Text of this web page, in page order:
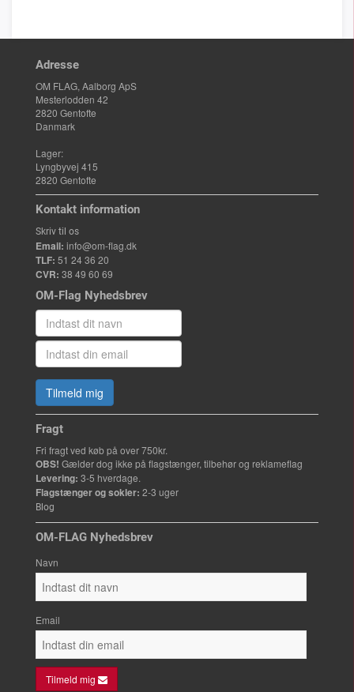
Adresse
OM FLAG, Aalborg ApS
Mesterlodden 42
2820 Gentofte
Danmark
Lager:
Lyngbyvej 415
2820 Gentofte
Kontakt information
Skriv til os
Email: info@om-flag.dk
TLF: 51 24 36 20
CVR: 38 49 60 69
OM-Flag Nyhedsbrev
Tilmeld mig
Fragt
Fri fragt ved køb på over 750kr.
OBS! Gælder dog ikke på flagstænger, tilbehør og reklameflag
Levering: 3-5 hverdage.
Flagstænger og sokler: 2-3 uger
Blog
OM-FLAG Nyhedsbrev
Navn
Email
Tilmeld mig